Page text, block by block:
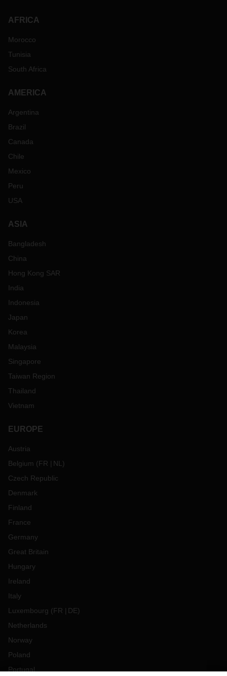
AFRICA
Morocco
Tunisia
South Africa
AMERICA
Argentina
Brazil
Canada
Chile
Mexico
Peru
USA
ASIA
Bangladesh
China
Hong Kong SAR
India
Indonesia
Japan
Korea
Malaysia
Singapore
Taiwan Region
Thailand
Vietnam
EUROPE
Austria
Belgium (FR NL )
Czech Republic
Denmark
Finland
France
Germany
Great Britain
Hungary
Ireland
Italy
Luxembourg (FR DE)
Netherlands
Norway
Poland
Portugal